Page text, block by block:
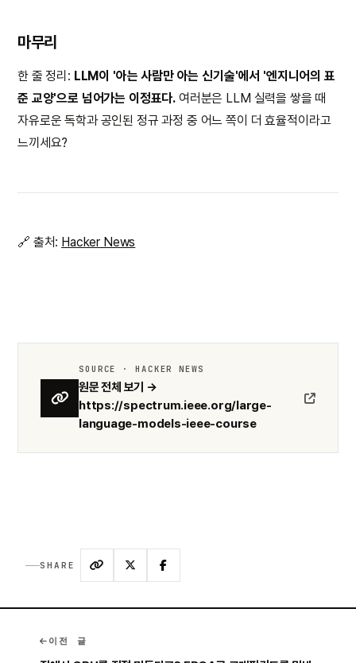
마무리
한 줄 정리: LLM이 '아는 사람만 아는 신기술'에서 '엔지니어의 표
준 교양'으로 넘어가는 이정표다. 여러분은 LLM 실력을 쌓을 때
자유로운 독학과 공인된 정규 과정 중 어느 쪽이 더 효율적이라고
느끼세요?
🔗 출처: Hacker News
SOURCE · HACKER NEWS
원문 전체 보기 →
https://spectrum.ieee.org/large-
language-models-ieee-course
SHARE
이전 글